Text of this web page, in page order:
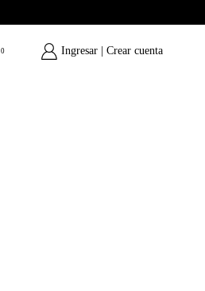
0 Ingresar | Crear cuenta